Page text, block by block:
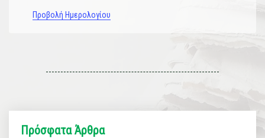
Προβολή Ημερολογίου
Πρόσφατα Άρθρα